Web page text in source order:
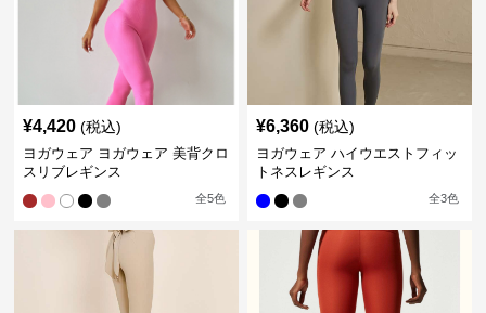
¥4,420 (税込)
ヨガウェア ヨガウェア 美背クロ
スリブレギンス
全5色
¥6,360 (税込)
ヨガウェア ハイウエストフィッ
トネスレギンス
全3色